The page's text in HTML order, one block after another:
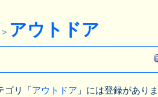
> アウトドア
ゴリ「 アウトドア 」には登録がありま